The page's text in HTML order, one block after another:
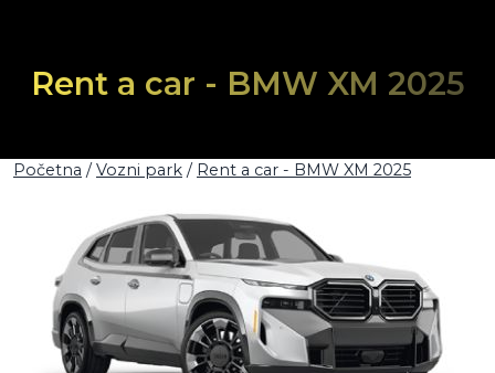
Rent a car - BMW XM 2025
Početna / Vozni park / Rent a car - BMW XM 2025